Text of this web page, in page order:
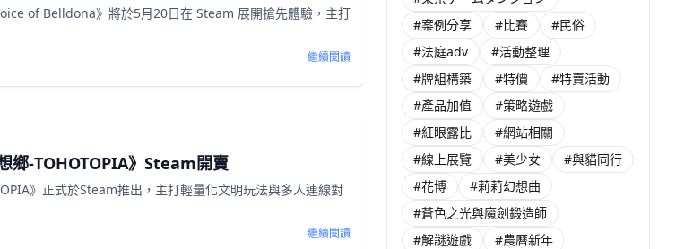
of Belldona》將於5月20日在 Steam 展開搶先體驗，主打
繼續閱讀
鄉-TOHOTOPIA》Steam開賣
》正式於Steam推出，主打輕量化文明玩法與多人連線對
繼續閱讀
#案例分享
#比賽
#民俗
#法庭adv
#活動整理
#牌組構築
#特價
#特賣活動
#產品加值
#策略遊戲
#紅眼露比
#網站相關
#線上展覽
#美少女
#與貓同行
#花博
#莉莉幻想曲
#蒼色之光與魔劍鍛造師
#解謎遊戲
#農曆新年